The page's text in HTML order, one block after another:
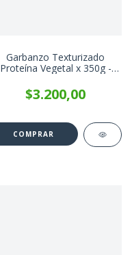
Garbanzo Texturizado
Proteína Vegetal x 350g -
$3.200,00